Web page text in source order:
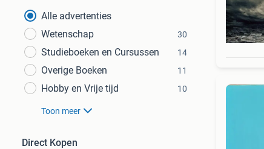
Alle advertenties
Wetenschap
30
Studieboeken en Cursussen 14
Overige Boeken 11
Hobby en Vrije tijd 10
Toon meer
Direct Kopen